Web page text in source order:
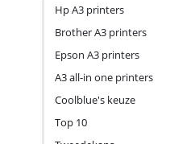
Hp A3 printers
Brother A3 printers
Epson A3 printers
A3 all-in one printers
Coolblue's keuze
Top 10